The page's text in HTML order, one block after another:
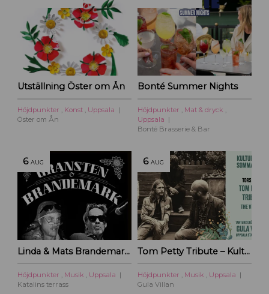
Utställning Öster om Ån
Höjdpunkter , Konst , Uppsala
Öster om Ån
Bonté Summer Nights
Höjdpunkter , Mat & dryck ,
Uppsala
Bonté Brasserie & Bar
6 AUG
Linda & Mats Brandemark & Marc Gransten
Höjdpunkter Musik
Uppsala
Katalins terrass
6 AUG
Tom Petty Tribute – Kulturoasens sommarscen 2026
Höjdpunkter Musik
Uppsala
Gula Villan